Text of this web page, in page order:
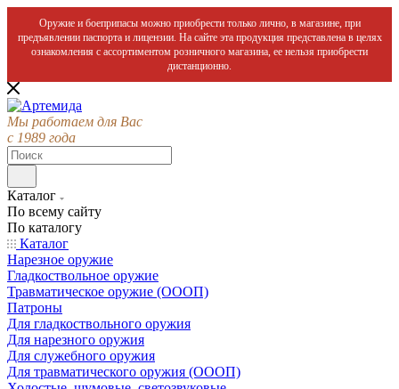
Оружие и боеприпасы можно приобрести только лично, в магазине, при
предъявлении паспорта и лицензии. На сайте эта продукция представлена в целях
ознакомления с ассортиментом розничного магазина, ее нельзя приобрести
дистанционно.
Мы работаем для Вас
с 1989 года
Каталог
По всему сайту
По каталогу
Каталог
Нарезное оружие
Гладкоствольное оружие
Травматическое оружие (ОООП)
Патроны
Для гладкоствольного оружия
Для нарезного оружия
Для служебного оружия
Для травматического оружия (ОООП)